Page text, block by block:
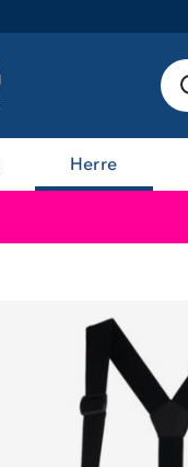
Herre